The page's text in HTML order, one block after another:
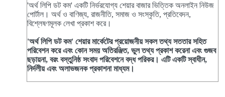
'অর্থ লিপি ডট কম' একটি নির্ভরযোগ্য শেয়ার বাজার ভিত্তিক অনলাইন নিউজ
পোর্টাল। অর্থ ও বাণিজ্য, রাজনীতি, সমাজ ও সংস্কৃতি, প্রতিবেদন,
বিশ্লেষণমূলক লেখা প্রকাশ করে।
'অর্থ লিপি ডট কম' শেয়ার মার্কেটের প্রয়োজনীয় সকল তথ্য সততার সহিত
পরিবেশন করে এবং কোন সময় অতিরঞ্জিত, ভুল তথ্য প্রকাশ করেনা এবং গুজব
ছড়ায়না, বরং বস্তুনিষ্ঠ সংবাদ পরিবেশনে বদ্ধ পরিকর। এটি একটি স্বাধীন,
নির্দলীয় এবং অলাভজনক প্রকাশনা মাধ্যম।